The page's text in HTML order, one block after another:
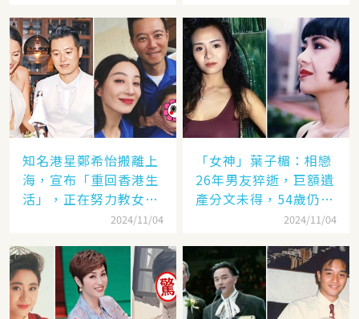
知名港星鄭希怡搬離上
海，宣布「重回香港生
活」，正在努力教女兒
2024/11/04
「女神」葉子楣：相戀
26年男友猝逝，巨額遺
產分文未得，54歲仍單
2024/11/04